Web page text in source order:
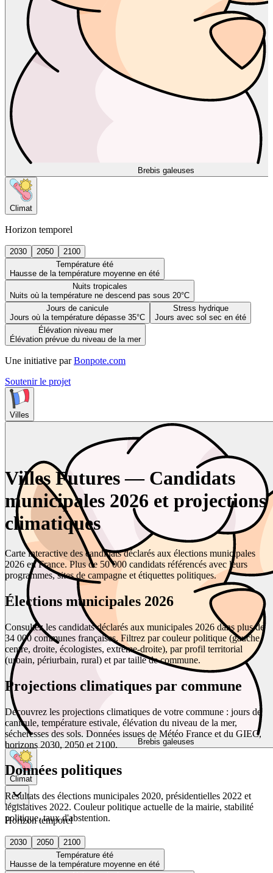
Brebis galeuses
Climat
Horizon temporel
2030 2050
2100
Température été
Hausse de la température moyenne en été
Nuits tropicales
Nuits où la température ne descend pas sous 20°C
Jours de canicule
Jours où la température dépasse 35°C
Stress hydrique
Jours avec sol sec en été
Élévation niveau mer
Élévation prévue du niveau de la mer
Une initiative par Bonpote.com
Soutenir le projet
Villes
Brebis galeuses
Climat
Horizon temporel
2030 2050
2100
Température été
Hausse de la température moyenne en été
Villes Futures — Candidats
municipales 2026 et projections
climatiques
Carte interactive des candidats déclarés aux élections municipales
2026 en France. Plus de 50 000 candidats référencés avec leurs
programmes, sites de campagne et étiquettes politiques.
Élections municipales 2026
Consultez les candidats déclarés aux municipales 2026 dans plus de
34 000 communes françaises. Filtrez par couleur politique (gauche,
centre, droite, écologistes, extrême-droite), par profil territorial
(urbain, périurbain, rural) et par taille de commune.
Projections climatiques par commune
Découvrez les projections climatiques de votre commune : jours de
canicule, température estivale, élévation du niveau de la mer,
sécheresses des sols. Données issues de Météo France et du GIEC,
horizons 2030, 2050 et 2100.
Données politiques
Résultats des élections municipales 2020, présidentielles 2022 et
législatives 2022. Couleur politique actuelle de la mairie, stabilité
politique, taux d'abstention.